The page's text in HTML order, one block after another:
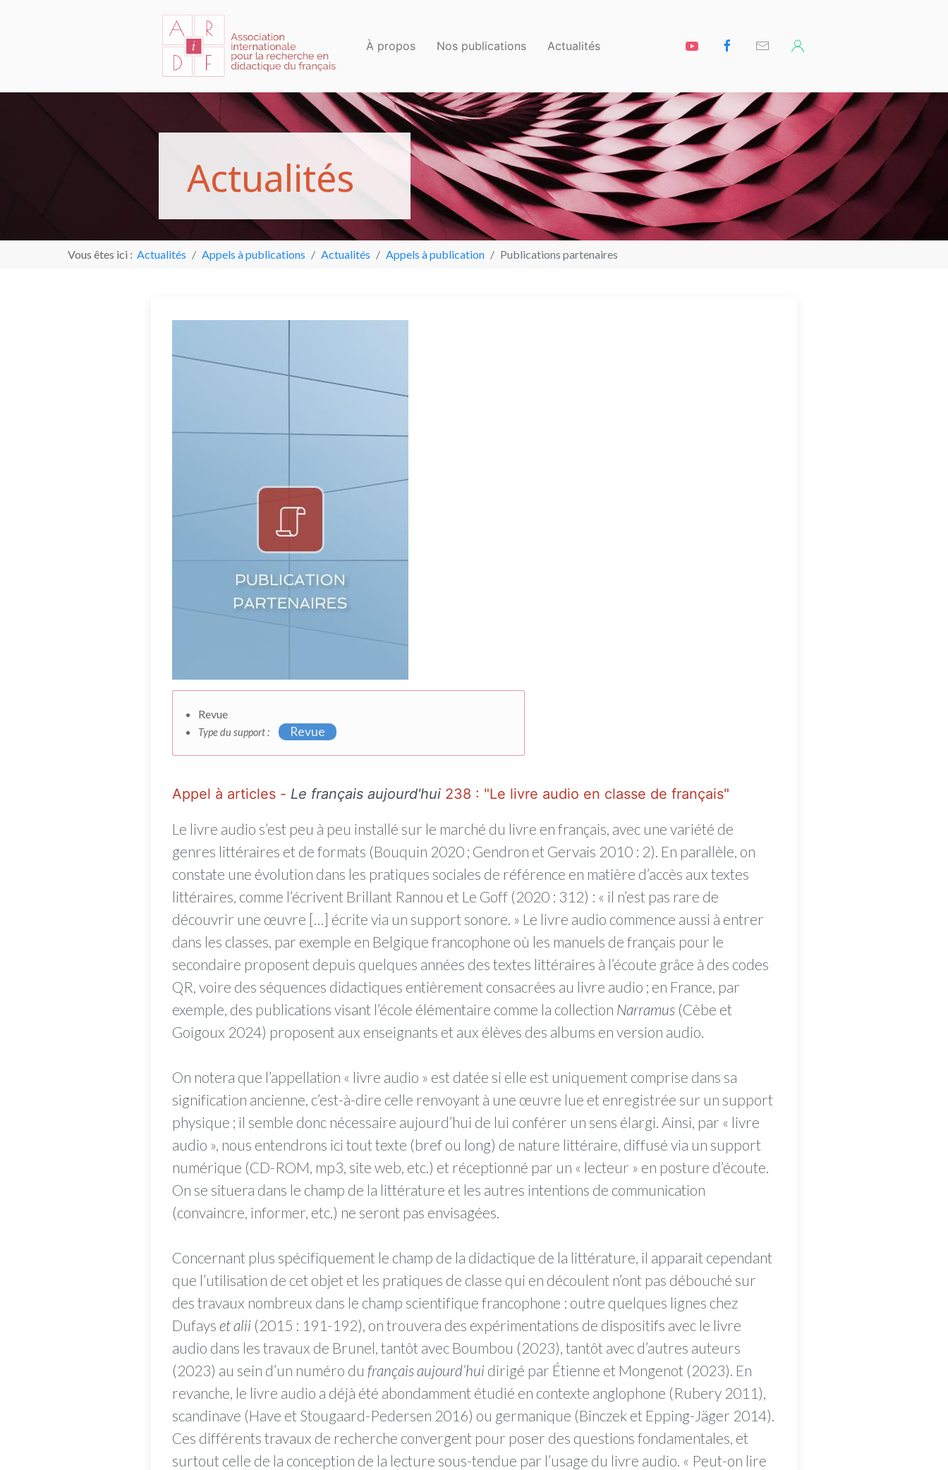
À propos Nos publications Actualités
Actualités
Vous êtes ici : Actualités Appels à publications Actualités Appels à publication Publications partenaires
Revue
Type du support : Revue
Appel à articles - Le français aujourd'hui 238 : "Le livre audio en classe de français"
Le livre audio s’est peu à peu installé sur le marché du livre en français, avec une variété de
genres littéraires et de formats (Bouquin 2020 ; Gendron et Gervais 2010 : 2). En parallèle, on
constate une évolution dans les pratiques sociales de référence en matière d’accès aux textes
littéraires, comme l’écrivent Brillant Rannou et Le Goff (2020 : 312) : « il n’est pas rare de
découvrir une œuvre […] écrite via un support sonore. » Le livre audio commence aussi à entrer
dans les classes, par exemple en Belgique francophone où les manuels de français pour le
secondaire proposent depuis quelques années des textes littéraires à l’écoute grâce à des codes
QR, voire des séquences didactiques entièrement consacrées au livre audio ; en France, par
exemple, des publications visant l’école élémentaire comme la collection Narramus(Cèbe et
Goigoux 2024) proposent aux enseignants et aux élèves des albums en version audio.
On notera que l’appellation « livre audio » est datée si elle est uniquement comprise dans sa
signification ancienne, c’est-à-dire celle renvoyant à une œuvre lue et enregistrée sur un support
physique ; il semble donc nécessaire aujourd’hui de lui conférer un sens élargi. Ainsi, par « livre
audio », nous entendrons ici tout texte (bref ou long) de nature littéraire, diffusé via un support
numérique (CD-ROM, mp3, site web, etc.) et réceptionné par un « lecteur » en posture d’écoute.
On se situera dans le champ de la littérature et les autres intentions de communication
(convaincre, informer, etc.) ne seront pas envisagées.
Concernant plus spécifiquement le champ de la didactique de la littérature, il apparait cependant
que l’utilisation de cet objet et les pratiques de classe qui en découlent n’ont pas débouché sur
des travaux nombreux dans le champ scientifique francophone : outre quelques lignes chez
Dufays et alii (2015 : 191-192), on trouvera des expérimentations de dispositifs avec le livre
audio dans les travaux de Brunel, tantôt avec Boumbou (2023), tantôt avec d’autres auteurs
(2023) au sein d’un numéro du français aujourd’hui dirigé par Étienne et Mongenot (2023). En
revanche, le livre audio a déjà été abondamment étudié en contexte anglophone (Rubery 2011),
scandinave (Have et Stougaard-Pedersen 2016) ou germanique (Binczek et Epping-Jäger 2014).
Ces différents travaux de recherche convergent pour poser des questions fondamentales, et
surtout celle de la conception de la lecture sous-tendue par l’usage du livre audio. « Peut-on lire